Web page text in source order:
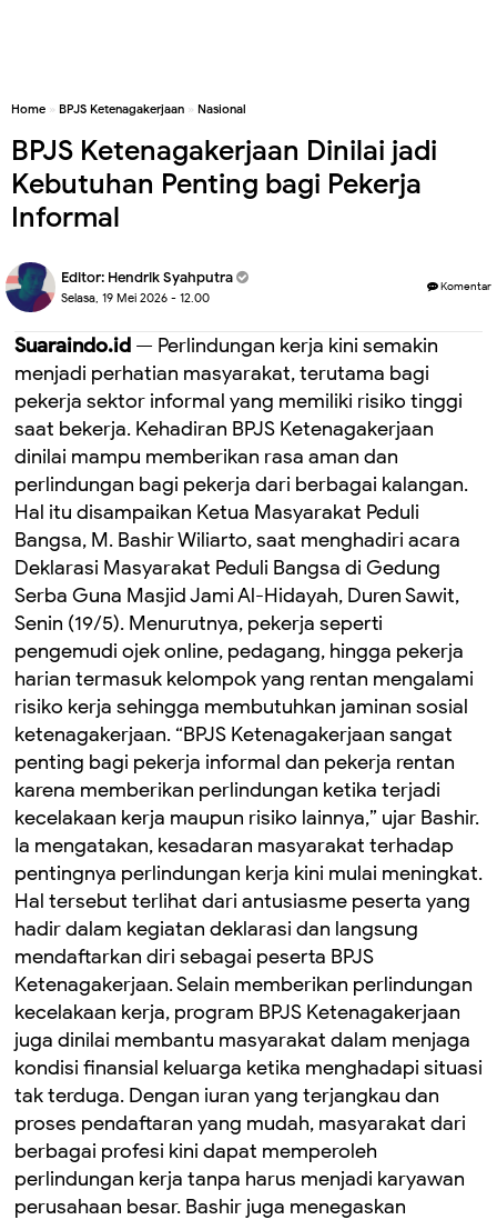
Home » BPJS Ketenagakerjaan » Nasional
BPJS Ketenagakerjaan Dinilai jadi
Kebutuhan Penting bagi Pekerja
Informal
Editor: Hendrik Syahputra
Selasa, 19 Mei 2026 - 12.00
Komentar
Suaraindo.id — Perlindungan kerja kini semakin
menjadi perhatian masyarakat, terutama bagi
pekerja sektor informal yang memiliki risiko tinggi
saat bekerja. Kehadiran BPJS Ketenagakerjaan
dinilai mampu memberikan rasa aman dan
perlindungan bagi pekerja dari berbagai kalangan.
Hal itu disampaikan Ketua Masyarakat Peduli
Bangsa, M. Bashir Wiliarto, saat menghadiri acara
Deklarasi Masyarakat Peduli Bangsa di Gedung
Serba Guna Masjid Jami Al-Hidayah, Duren Sawit,
Senin (19/5). Menurutnya, pekerja seperti
pengemudi ojek online, pedagang, hingga pekerja
harian termasuk kelompok yang rentan mengalami
risiko kerja sehingga membutuhkan jaminan sosial
ketenagakerjaan. “BPJS Ketenagakerjaan sangat
penting bagi pekerja informal dan pekerja rentan
karena memberikan perlindungan ketika terjadi
kecelakaan kerja maupun risiko lainnya,” ujar Bashir.
Ia mengatakan, kesadaran masyarakat terhadap
pentingnya perlindungan kerja kini mulai meningkat.
Hal tersebut terlihat dari antusiasme peserta yang
hadir dalam kegiatan deklarasi dan langsung
mendaftarkan diri sebagai peserta BPJS
Ketenagakerjaan. Selain memberikan perlindungan
kecelakaan kerja, program BPJS Ketenagakerjaan
juga dinilai membantu masyarakat dalam menjaga
kondisi finansial keluarga ketika menghadapi situasi
tak terduga. Dengan iuran yang terjangkau dan
proses pendaftaran yang mudah, masyarakat dari
berbagai profesi kini dapat memperoleh
perlindungan kerja tanpa harus menjadi karyawan
perusahaan besar. Bashir juga menegaskan